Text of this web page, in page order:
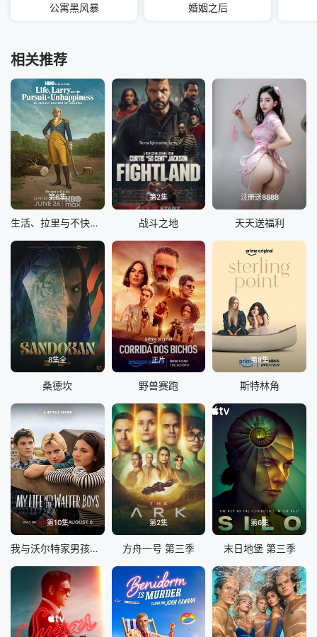
公寓黑风暴 婚姻之后
相关推荐
第6集
生活、拉里与不快乐的追求：一部美国史
第2集
战斗之地
注册送8888
天天送福利
8集全
桑德坎
正片
野兽赛跑
第8集
斯特林角
第10集
我与沃尔特家男孩的生活 第三季
第2集
方舟一号 第三季
第6集
末日地堡 第三季